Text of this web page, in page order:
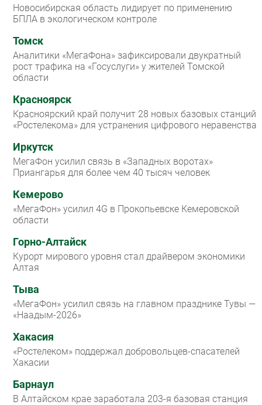
Новосибирская область лидирует по применению
БПЛА в экологическом контроле
Томск
Аналитики «МегаФона» зафиксировали двукратный
рост трафика на «Госуслуги» у жителей Томской
области
Красноярск
Красноярский край получит 28 новых базовых станций
«Ростелекома» для устранения цифрового неравенства
Иркутск
МегаФон усилил связь в «Западных воротах»
Приангарья для более чем 40 тысяч человек
Кемерово
«МегаФон» усилил 4G в Прокопьевске Кемеровской
области
Горно-Алтайск
Курорт мирового уровня стал драйвером экономики
Алтая
Тыва
«МегаФон» усилил связь на главном празднике Тувы —
«Наадым-2026»
Хакасия
«Ростелеком» поддержал добровольцев-спасателей
Хакасии
Барнаул
В Алтайском крае заработала 203-я базовая станция